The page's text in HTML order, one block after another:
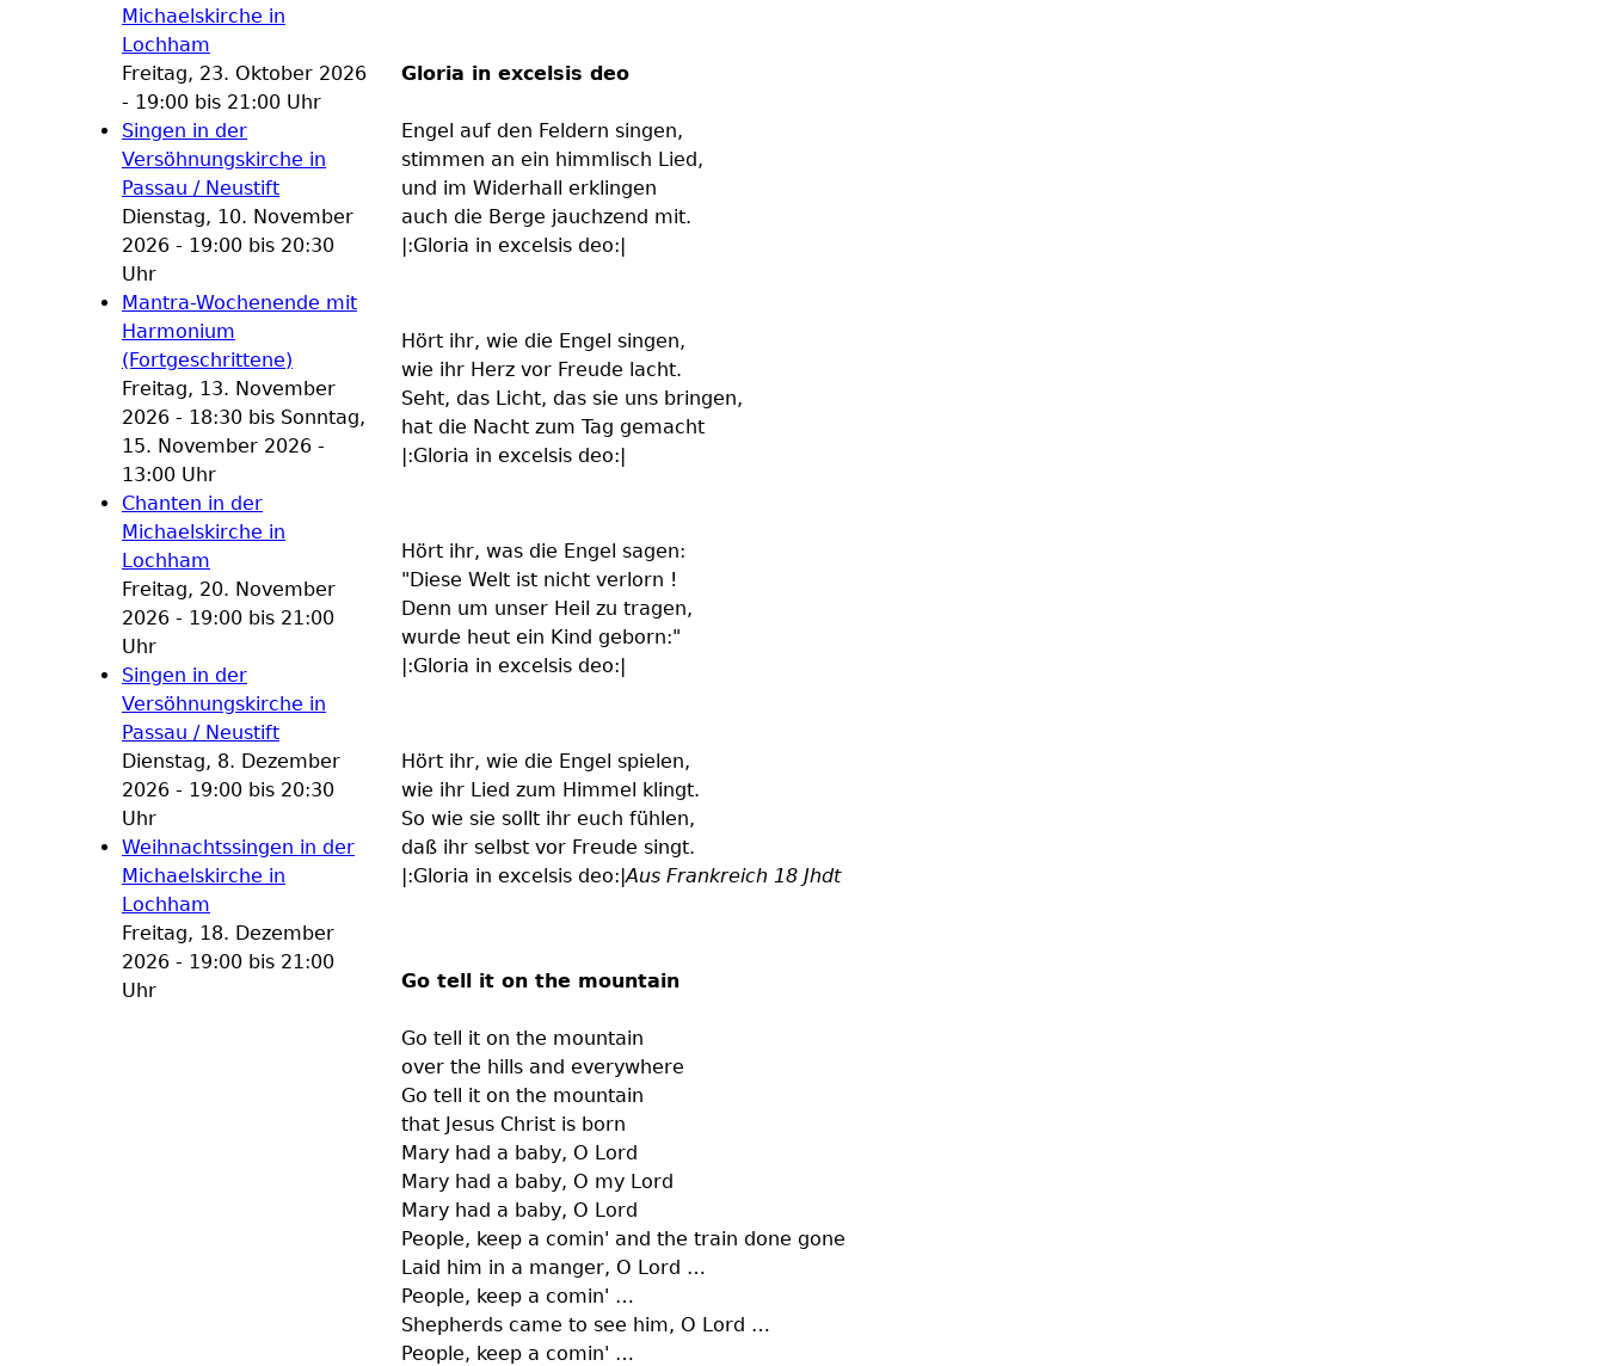
Gloria in excelsis deo
Engel auf den Feldern singen,
stimmen an ein himmlisch Lied,
und im Widerhall erklingen
auch die Berge jauchzend mit.
|:Gloria in excelsis deo:|
Hört ihr, wie die Engel singen,
wie ihr Herz vor Freude lacht.
Seht, das Licht, das sie uns bringen,
hat die Nacht zum Tag gemacht
|:Gloria in excelsis deo:|
Hört ihr, was die Engel sagen:
"Diese Welt ist nicht verlorn !
Denn um unser Heil zu tragen,
wurde heut ein Kind geborn:"
|:Gloria in excelsis deo:|
Hört ihr, wie die Engel spielen,
wie ihr Lied zum Himmel klingt.
So wie sie sollt ihr euch fühlen,
daß ihr selbst vor Freude singt.
|:Gloria in excelsis deo:|Aus Frankreich 18 Jhdt
Go tell it on the mountain
Go tell it on the mountain
over the hills and everywhere
Go tell it on the mountain
that Jesus Christ is born
Mary had a baby, O Lord
Mary had a baby, O my Lord
Mary had a baby, O Lord
People, keep a comin' and the train done gone
Laid him in a manger, O Lord …
People, keep a comin' …
Shepherds came to see him, O Lord …
People, keep a comin' …
Michaelskirche in
Lochham
Freitag, 23. Oktober 2026
- 19:00 bis 21:00 Uhr
Singen in der
Versöhnungskirche in
Passau / Neustift
Dienstag, 10. November
2026 - 19:00 bis 20:30
Uhr
Mantra-Wochenende mit
Harmonium
(Fortgeschrittene)
Freitag, 13. November
2026 - 18:30 bis Sonntag,
15. November 2026 -
13:00 Uhr
Chanten in der
Michaelskirche in
Lochham
Freitag, 20. November
2026 - 19:00 bis 21:00
Uhr
Singen in der
Versöhnungskirche in
Passau / Neustift
Dienstag, 8. Dezember
2026 - 19:00 bis 20:30
Uhr
Weihnachtssingen in der
Michaelskirche in
Lochham
Freitag, 18. Dezember
2026 - 19:00 bis 21:00
Uhr